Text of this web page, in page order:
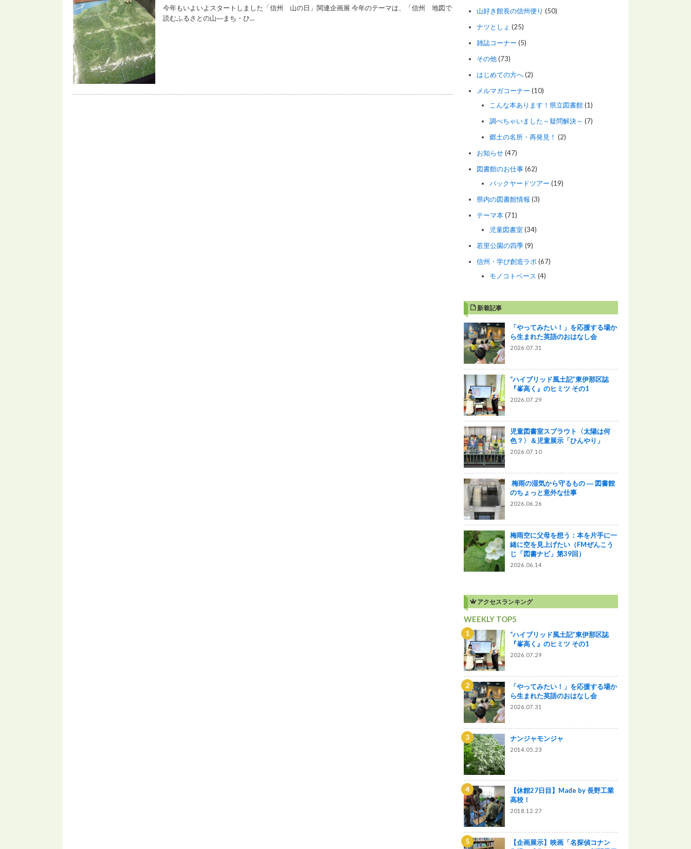
今年もいよいよスタートしました「信州 山の日」関連企画展 今年のテーマは、「信州 地図で
読むふるさとの山―まち・ひ...
山好き館長の信州便り (50)
ナツとしょ (25)
雑誌コーナー (5)
その他(73)
はじめての方へ(2)
メルマガコーナー (10)
こんな本あります！県立図書館(1)
調べちゃいました～疑問解決～ (7)
郷土の名所・再発見！ (2)
お知らせ(47)
図書館のお仕事(62)
バックヤードツアー (19)
県内の図書館情報 (3)
テーマ本(71)
児童図書室(34)
若里公園の四季(9)
信州・学び創造ラボ(67)
モノコトベース (4)
新着記事
「やってみたい！」を応援する場か
ら生まれた英語のおはなし会
2026.07.31
“ハイブリッド風土記”東伊那区誌
『峯高く』のヒミツ その1
2026.07.29
児童図書室スプラウト〈太陽は何
色？〉＆児童展示「ひんやり」
2026.07.10
梅雨の湿気から守るもの ― 図書館
のちょっと意外な仕事
2026.06.26
梅雨空に父母を想う：本を片手に一
緒に空を見上げたい（FMぜんこう
じ「図書ナビ」第39回）
2026.06.14
アクセスランキング
WEEKLY TOP5
“ハイブリッド風土記”東伊那区誌
『峯高く』のヒミツ その1
2026.07.29
「やってみたい！」を応援する場か
ら生まれた英語のおはなし会
2026.07.31
ナンジャモンジャ
2014.05.23
【休館27日目】Made by 長野工業
高校！
2018.12.27
【企画展示】映画「名探偵コナン